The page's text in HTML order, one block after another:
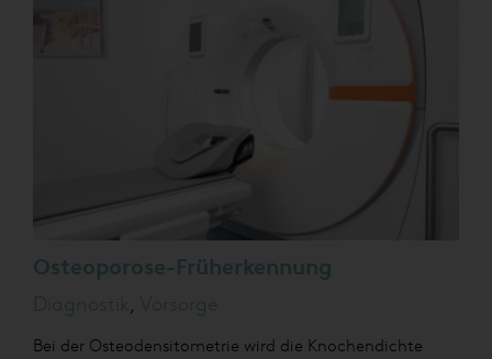
Osteoporose-Früherkennung
Diagnostik , Vorsorge
Bei der Osteodensitometrie wird die Knochendichte